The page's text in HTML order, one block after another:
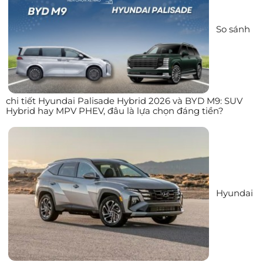
So sánh
chi tiết Hyundai Palisade Hybrid 2026 và BYD M9: SUV
Hybrid hay MPV PHEV, đâu là lựa chọn đáng tiền?
Hyundai